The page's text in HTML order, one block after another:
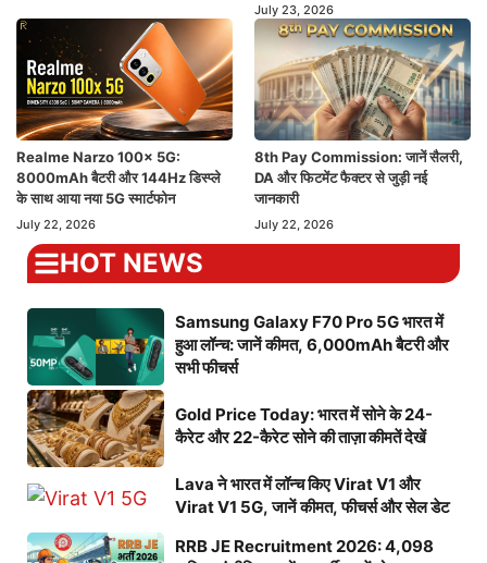
July 23, 2026
Realme Narzo 100x 5G:
8000mAh बैटरी और 144Hz डिस्प्ले
के साथ आया नया 5G स्मार्टफोन
July 22, 2026
8th Pay Commission: जानें सैलरी,
DA और फिटमेंट फैक्टर से जुड़ी नई
जानकारी
July 22, 2026
HOT NEWS
Samsung Galaxy F70 Pro 5G भारत में
हुआ लॉन्च: जानें कीमत, 6,000mAh बैटरी और
सभी फीचर्स
Gold Price Today: भारत में सोने के 24-
कैरेट और 22-कैरेट सोने की ताज़ा कीमतें देखें
Lava ने भारत में लॉन्च किए Virat V1 और
Virat V1 5G, जानें कीमत, फीचर्स और सेल डेट
RRB JE Recruitment 2026: 4,098